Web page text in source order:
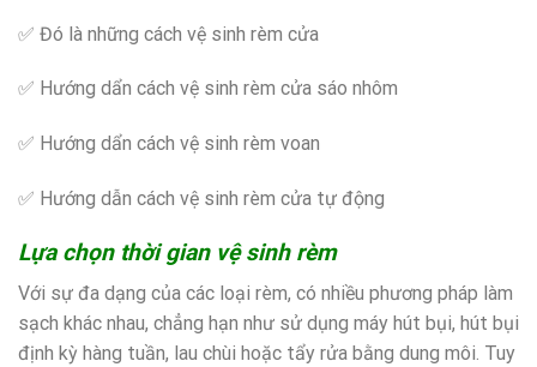
✅ Đó là những cách vệ sinh rèm cửa
✅ Hướng dẩn cách vệ sinh rèm cửa sáo nhôm
✅ Hướng dẩn cách vệ sinh rèm voan
✅ Hướng dẫn cách vệ sinh rèm cửa tự động
Lựa chọn thời gian vệ sinh rèm
Với sự đa dạng của các loại rèm, có nhiều phương pháp làm
sạch khác nhau, chẳng hạn như sử dụng máy hút bụi, hút bụi
định kỳ hàng tuần, lau chùi hoặc tẩy rửa bằng dung môi. Tuy